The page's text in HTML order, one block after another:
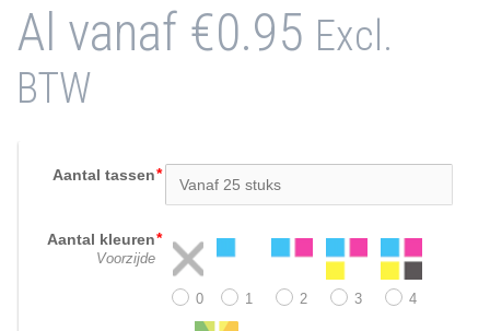
Al vanaf €0.95 Excl.
BTW
Aantal tassen
Aantal kleuren
Voorzijde
0 1 2 3 4